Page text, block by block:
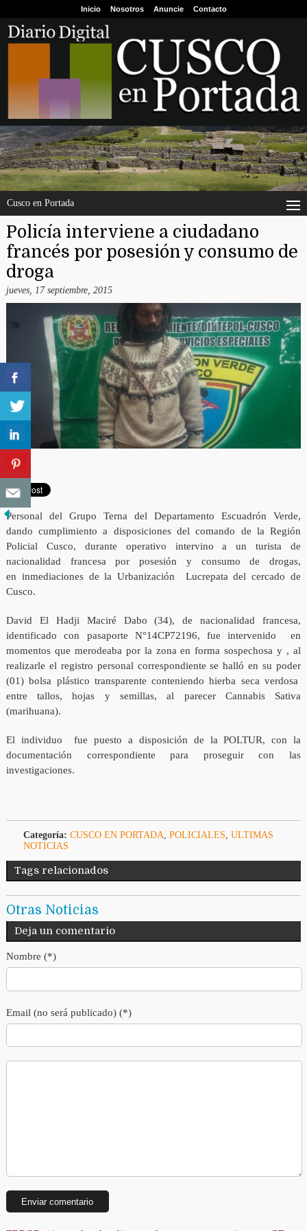
Inicio Nosotros Anuncie Contacto
Cusco en Portada
Policía interviene a ciudadano
francés por posesión y consumo de
droga
jueves, 17 septiembre, 2015
Personal del Grupo Terna del Departamento Escuadrón Verde,
dando cumplimiento a disposiciones del comando de la Región
Policial Cusco, durante operativo intervino a un turista de
nacionalidad francesa por posesión y consumo de drogas,
en inmediaciones de la Urbanización Lucrepata del cercado de
Cusco.
David El Hadji Maciré Dabo (34), de nacionalidad francesa,
identificado con pasaporte N°14CP72196, fue intervenido en
momentos que merodeaba por la zona en forma sospechosa y , al
realizarle el registro personal correspondiente se halló en su poder
(01) bolsa plástico transparente conteniendo hierba seca verdosa
entre tallos, hojas y semillas, al parecer Cannabis Sativa
(marihuana).
El individuo fue puesto a disposición de la POLTUR, con la
documentación correspondiente para proseguir con las
investigaciones.
Categoría: CUSCO EN PORTADA, POLICIALES, ULTIMAS
NOTICIAS
Tags relacionados
Otras Noticias
Deja un comentario
Nombre (*)
Email (no será publicado) (*)